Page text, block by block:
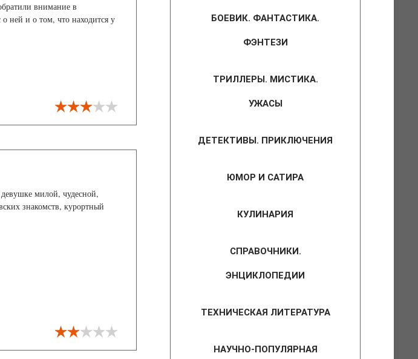
внимание в
ней и о том, что находится у
милой, чудесной,
знакомств, курортный
БОЕВИК. ФАНТАСТИКА.
ФЭНТЕЗИ
ТРИЛЛЕРЫ. МИСТИКА.
УЖАСЫ
ДЕТЕКТИВЫ. ПРИКЛЮЧЕНИЯ
ЮМОР И САТИРА
КУЛИНАРИЯ
СПРАВОЧНИКИ.
ЭНЦИКЛОПЕДИИ
ТЕХНИЧЕСКАЯ ЛИТЕРАТУРА
НАУЧНО-ПОПУЛЯРНАЯ